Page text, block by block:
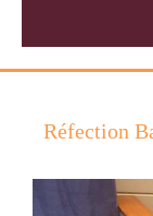
Réfection